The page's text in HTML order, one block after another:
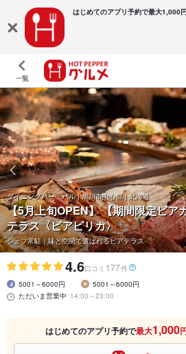
はじめてのアプリ予約で最大1,000
一覧
ダイニングバー・バル | 旭川市中心部 | 北海道
【5月上旬OPEN】【期間限定ビア
テラス〈ビアピリカ〉
シェフ常駐｜味と空間で選ばれるビアテラス
4.6口コミ 177件
5001～6000円
5001～6000円
ただいま営業中 14:00～23:00
はじめてのアプリ予約で最大1,000